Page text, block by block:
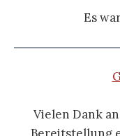
Es
Vielen Dank